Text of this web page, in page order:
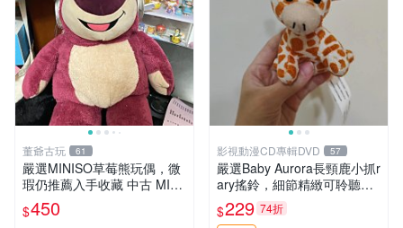
董爺古玩 61
嚴選MINISO草莓熊玩偶，微
瑕仍推薦入手收藏 中古 MINI
SO 草莓熊 玩具 收藏
$450
影視動漫CD專輯DVD 57
嚴選Baby Aurora長頸鹿小抓r
ary搖鈴，細節精緻可聆聽清
脆鈴音 軟萌可愛 定制紀念 金
屬搖鈴 新手媽咪推薦 長頸鹿
$229 74折